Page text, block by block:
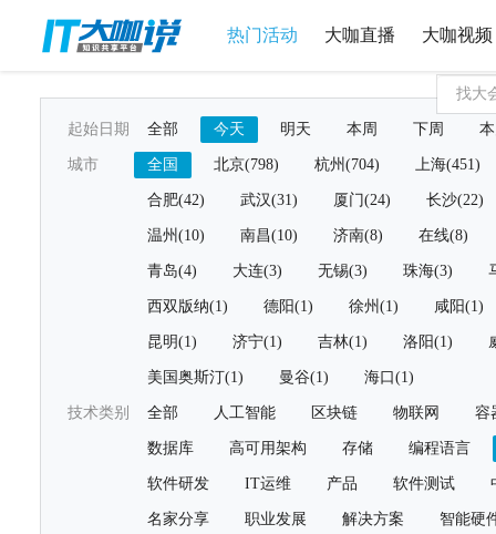
热门活动 大咖直播 大咖视频
起始日期 全部 今天 明天 本周 下周
城市 全国 北京(798) 杭州(704) 上海(451)
合肥(42) 武汉(31) 厦门(24) 长沙(22)
温州(10) 南昌(10) 济南(8) 在线(8)
青岛(4) 大连(3) 无锡(3) 珠海(3)
西双版纳(1) 德阳(1) 徐州(1) 咸阳(1)
昆明(1) 济宁(1) 吉林(1) 洛阳(1)
美国奥斯汀(1) 曼谷(1) 海口(1)
技术类别 全部 人工智能 区块链 物联网 容
数据库 高可用架构 存储 编程语言
软件研发 IT运维 产品 软件测试
名家分享 职业发展 解决方案 智能硬